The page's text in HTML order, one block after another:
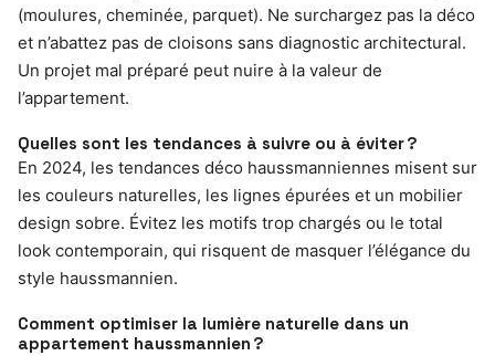
(moulures, cheminée, parquet). Ne surchargez pas la déco
et n’abattez pas de cloisons sans diagnostic architectural.
Un projet mal préparé peut nuire à la valeur de
l’appartement.
Quelles sont les tendances à suivre ou à éviter ?
En 2024, les tendances déco haussmanniennes misent sur
les couleurs naturelles, les lignes épurées et un mobilier
design sobre. Évitez les motifs trop chargés ou le total
look contemporain, qui risquent de masquer l’élégance du
style haussmannien.
Comment optimiser la lumière naturelle dans un
appartement haussmannien ?